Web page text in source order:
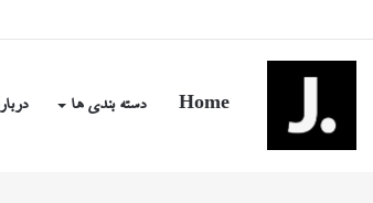
Home دسته بندی ها